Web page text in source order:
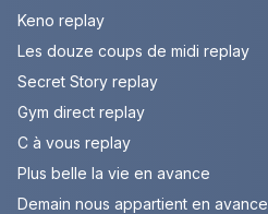
Keno replay
Les douze coups de midi replay
Secret Story replay
Gym direct replay
C à vous replay
Plus belle la vie en avance
Demain nous appartient en avance